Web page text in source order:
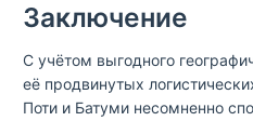
Заключение
С учётом выгодного
её продвинутых
Поти и Батуми несомненно